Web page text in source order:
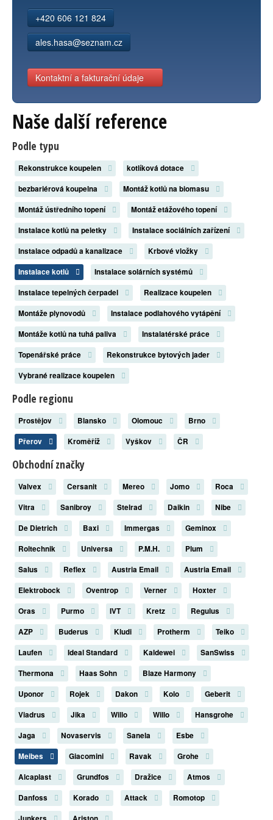
+420 606 121 824
ales.hasa@seznam.cz
Kontaktní a fakturační údaje
Naše další reference
Podle typu
Rekonstrukce koupelen
kotlíková dotace
bezbariérová koupelna
Montáž kotlů na biomasu
Montáž ústředního topení
Montáž etážového topení
Instalace kotlů na peletky
Instalace sociálních zařízení
Instalace odpadů a kanalizace
Krbové vložky
Instalace kotlů
Instalace solárních systémů
Instalace tepelných čerpadel
Realizace koupelen
Montáže plynovodů
Instalace podlahového vytápění
Montáže kotlů na tuhá paliva
Instalatérské práce
Topenářské práce
Rekonstrukce bytových jader
Vybrané realizace koupelen
Podle regionu
Prostějov Blansko Olomouc
Brno
Přerov
Kroměříž Vyškov ČR
Obchodní značky
Valvex Cersanit Mereo Jomo
Roca
Vitra
Sanibroy Stelrad Daikin
Nibe
De Dietrich
Baxi Immergas
Geminox
Roltechnik
Universa P.M.H.
Plum
Salus
Reflex Austria Email
Austria Email
Elektrobock
Oventrop Verner
Hoxter
Oras
Purmo IVT Kretz
Regulus
AZP
Buderus Kludi Protherm
Teiko
Laufen
Ideal Standard Kaldewei
SanSwiss
Thermona
Haas Sohn
Blaze Harmony
Uponor
Rojek Dakon Kolo
Geberit
Viadrus
Jika Willo Willo
Hansgrohe
Jaga
Novaservis Sanela
Esbe
Meibes
Giacomini Ravak
Grohe
Alcaplast
Grundfos Dražice
Atmos
Danfoss
Korado Attack
Romotop